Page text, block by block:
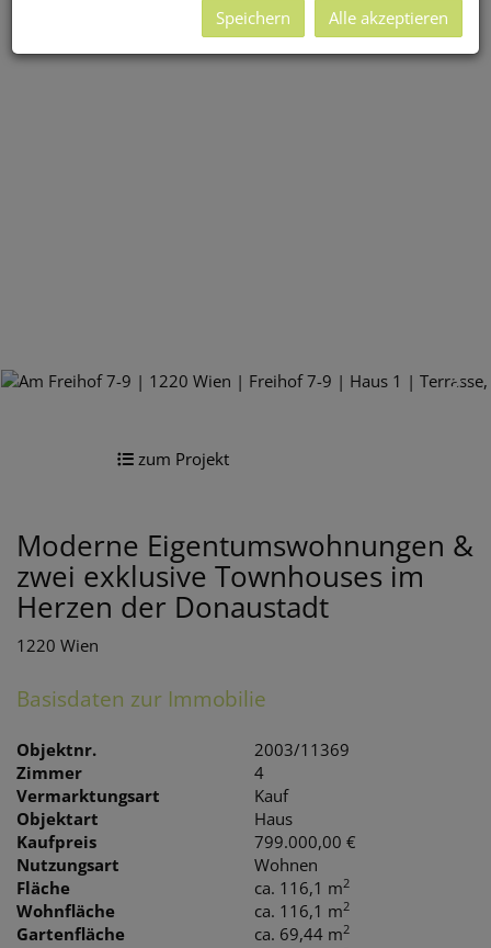
zum Projekt
Moderne Eigentumswohnungen &
zwei exklusive Townhouses im
Herzen der Donaustadt
1220 Wien
Basisdaten zur Immobilie
Objektnr.
2003/11369
Zimmer
4
Vermarktungsart
Kauf
Objektart
Haus
Kaufpreis
799.000,00 €
Nutzungsart
Wohnen
Fläche
ca. 116,1 m2
Wohnfläche ca. 116,1 m2
Gartenfläche ca. 69,44 m2
Speichern Alle akzeptieren